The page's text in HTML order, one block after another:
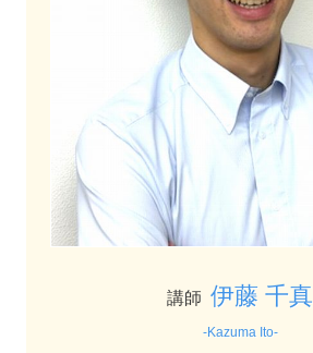
講師 伊藤 千真
-Kazuma Ito-